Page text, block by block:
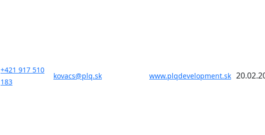
+421 917 510
183
kovacs@plq.sk www.plqdevelopment.sk